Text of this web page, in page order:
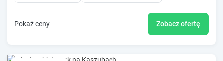
Pokaż ceny Zobacz ofertę